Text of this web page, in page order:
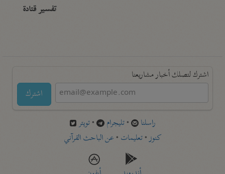
تفسير قتادة
اشترك لتصلك أخبار مشاريعنا
اشترك
راسلنا •تليجرام •تويتر
كنوز•تعليمات •عن الباحث القرآني